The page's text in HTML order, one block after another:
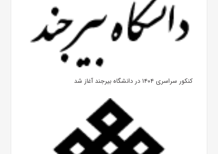
کنکور سراسری ۱۴۰۴ در دانشگاه بیرجند آغاز شد